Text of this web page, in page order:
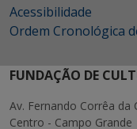
Acessibilidade
Ordem Cronológica
FUNDAÇÃO DE
Av. Fernando Corrêa da
Centro - Campo Grande